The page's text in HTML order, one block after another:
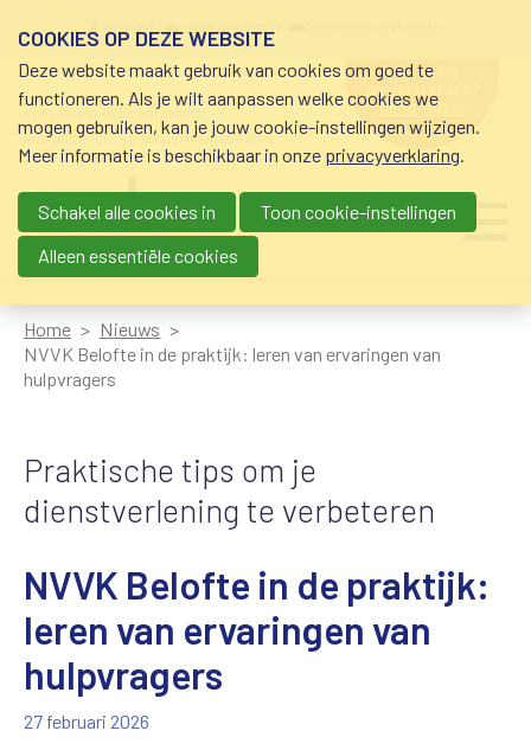
schuldhulp • sociaal krediet •
budgetbeheer • beschermingsbewind
hulp nodig
bij geldzorgen?
0800-8115.nl
Main navigation
Home
Nieuws
NVVK Belofte in de praktijk: leren van ervaringen van
hulpvragers
Praktische tips om je
dienstverlening te verbeteren
NVVK Belofte in de praktijk:
leren van ervaringen van
hulpvragers
27 februari 2026
COOKIES OP DEZE WEBSITE
Deze website maakt gebruik van cookies om goed te
functioneren. Als je wilt aanpassen welke cookies we
mogen gebruiken, kan je jouw cookie-instellingen wijzigen.
Meer informatie is beschikbaar in onze privacyverklaring.
Schakel alle cookies in
Toon cookie-instellingen
Alleen essentiële cookies